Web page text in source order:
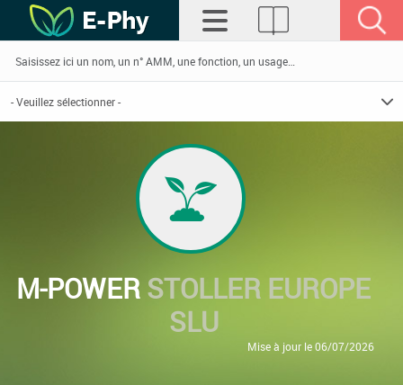
M-POWERSTOLLER EUROPE
SLU
Mise à jour le 06/07/2026